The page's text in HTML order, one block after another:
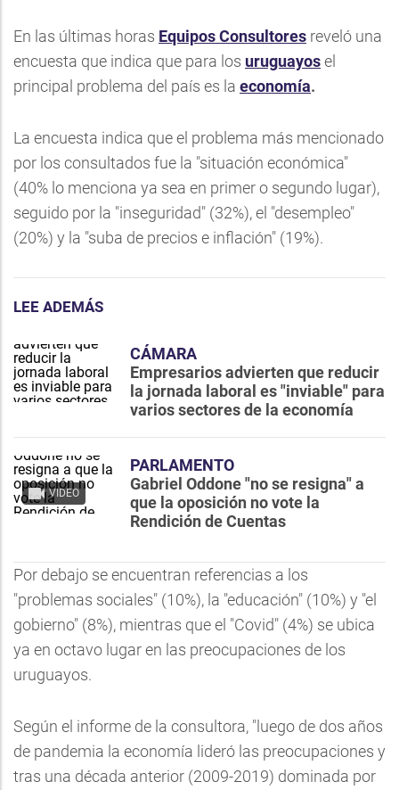
En las últimas horas Equipos Consultores reveló una
encuesta que indica que para los uruguayosel
principal problema del país es la economía.
La encuesta indica que el problema más mencionado
por los consultados fue la "situación económica"
(40% lo menciona ya sea en primer o segundo lugar),
seguido por la "inseguridad" (32%), el "desempleo"
(20%) y la "suba de precios e inflación" (19%).
LEE ADEMÁS
CÁMARA
Empresarios advierten que reducir
la jornada laboral es "inviable" para
varios sectores de la economía
VIDEO
PARLAMENTO
Gabriel Oddone "no se resigna" a
que la oposición no vote la
Rendición de Cuentas
Por debajo se encuentran referencias a los
"problemas sociales" (10%), la "educación" (10%) y "el
gobierno" (8%), mientras que el "Covid" (4%) se ubica
ya en octavo lugar en las preocupaciones de los
uruguayos.
Según el informe de la consultora, "luego de dos años
de pandemia la economía lideró las preocupaciones y
tras una década anterior (2009-2019) dominada por